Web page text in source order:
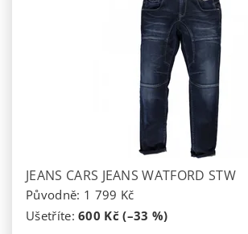
JEANS CARS JEANS WATFORD STW
Původně: 1 799 Kč
Ušetříte:600 Kč (–33 %)